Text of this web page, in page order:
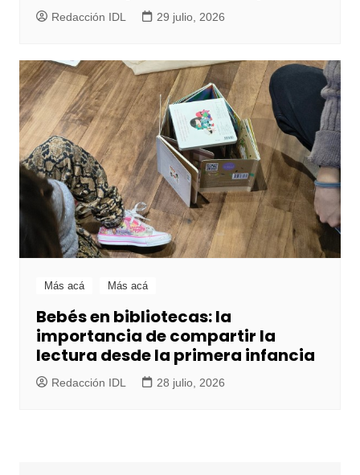
Redacción IDL 29 julio, 2026
Más acá Más acá
Bebés en bibliotecas: la
importancia de compartir la
lectura desde la primera infancia
Redacción IDL 28 julio, 2026